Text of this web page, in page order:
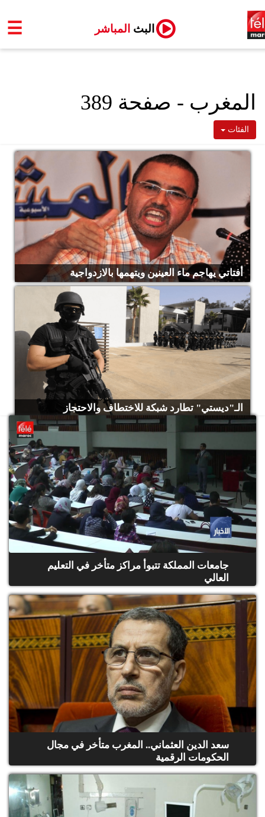
☰ البث المباشر
المغرب - صفحة 389
الفئات
أفتاتي يهاجم ماء العينين ويتهمها بالازدواجية
الـ"ديستي" تطارد شبكة للاختطاف والاحتجاز
جامعات المملكة تتبوأ مراكز متأخر في التعليم
العالي
سعد الدين العثماني.. المغرب متأخر في مجال
الحكومات الرقمية